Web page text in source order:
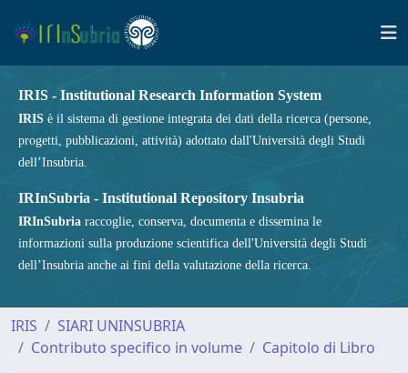
IRIS - Institutional Research Information System
IRIS è il sistema di gestione integrata dei dati della ricerca (persone,
progetti, pubblicazioni, attività) adottato dall'Università degli Studi
dell’Insubria.
IRInSubria - Institutional Repository Insubria
IRInSubria raccoglie, conserva, documenta e dissemina le
informazioni sulla produzione scientifica dell'Università degli Studi
dell’Insubria anche ai fini della valutazione della ricerca.
IRIS
SIARI UNINSUBRIA
Contributo specifico in volume
Capitolo di Libro